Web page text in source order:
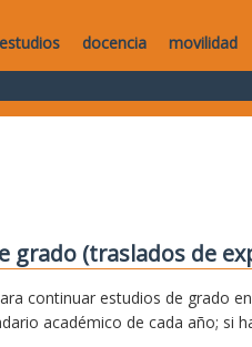
estudios docencia movilidad
grado (traslados de
continuar estudios de grado
académico de cada año; si